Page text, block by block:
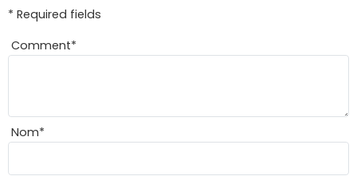
* Required fields
Comment*
Nom*